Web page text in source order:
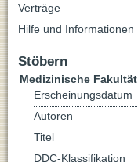
Verträge
Hilfe und Informationen
Stöbern
Medizinische Fakultät
Erscheinungsdatum
Autoren
Titel
DDC-Klassifikation